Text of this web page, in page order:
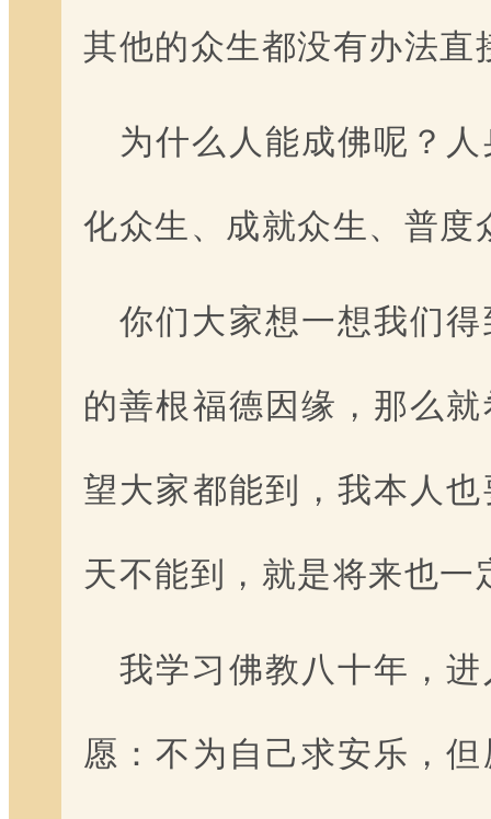
其他的众生都没有办法直
为什么人能成佛呢？
化众生、成就众生、普度
你们大家想一想我们
的善根福德因缘，那么
望大家都能到，我本人
天不能到，就是将来也一
我学习佛教八十年，
愿：不为自己求安乐，